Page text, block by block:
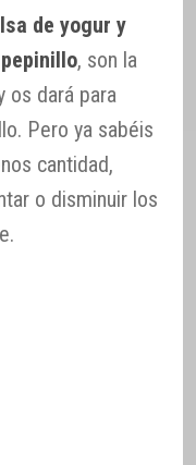
de yogur y
, son la
os dará para
Pero ya sabéis
cantidad,
o disminuir los